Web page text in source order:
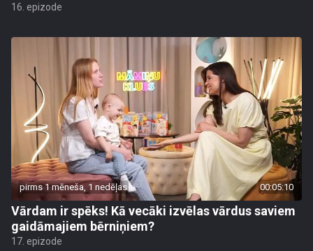
16. epizode
pirms 1 mēneša, 1 nedēļas 00:05:10
Vārdam ir spēks! Kā vecāki izvēlas vārdus saviem
gaidāmajiem bērniņiem?
17. epizode